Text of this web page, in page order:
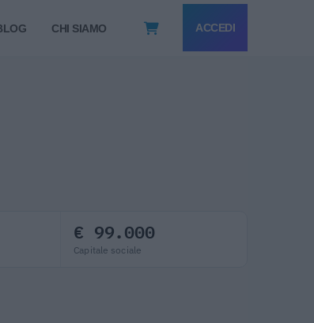
CHI SIAMO ACCEDI
€ 99.000
Capitale sociale